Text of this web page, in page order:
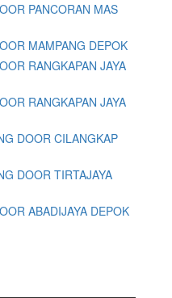
PANCORAN MAS
MAMPANG DEPOK
RANGKAPAN JAYA
RANGKAPAN JAYA
DOOR CILANGKAP
DOOR TIRTAJAYA
ABADIJAYA DEPOK